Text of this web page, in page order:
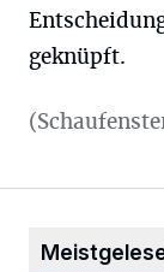
geknüpft.